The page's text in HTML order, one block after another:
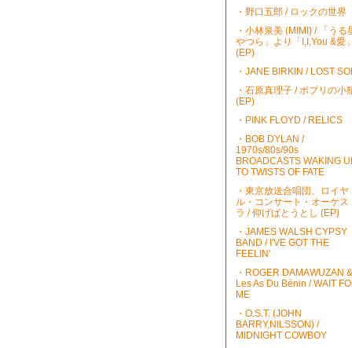
・野口五郎 / ロックの世界
・小林泉美 (MIMI) / 「うる
やつら」より「I,I,You &愛」
(EP)
・JANE BIRKIN / LOST
・石原真理子 / ポプリの小
(EP)
・PINK FLOYD / RELICS
・BOB DYLAN /
1970s/80s/90s
BROADCASTS WAKING
TO TWISTS OF FATE
・東京放送合唱団、ロイヤ
ル・コンサート・オーケス
ラ / 仰げばとうとし (EP)
・JAMES WALSH CYPSY
BAND / I'VE GOT THE
FEELIN'
・ROGER DAMAWUZAN &
Les As Du Bénin / WAIT
ME
・O.S.T. (JOHN
BARRY,NILSSON) /
MIDNIGHT COWBOY